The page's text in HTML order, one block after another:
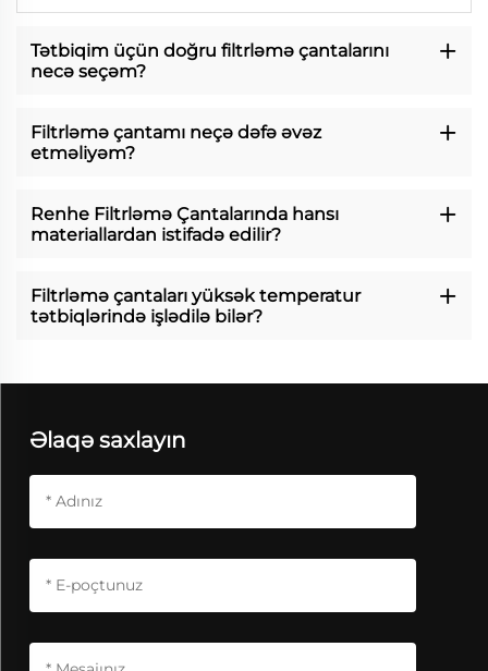
Tətbiqim üçün doğru filtrləmə çantalarını
necə seçəm?
Filtrləmə çantamı neçə dəfə əvəz
etməliyəm?
Renhe Filtrləmə Çantalarında hansı
materiallardan istifadə edilir?
Filtrləmə çantaları yüksək temperatur
tətbiqlərində işlədilə bilər?
Əlaqə saxlayın